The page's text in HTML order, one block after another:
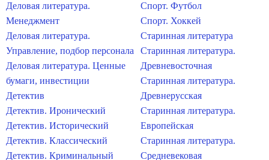
Деловая литература.
Менеджмент
Деловая литература.
Управление, подбор персонала
Деловая литература. Ценные
бумаги, инвестиции
Детектив
Детектив. Иронический
Детектив. Исторический
Детектив. Классический
Детектив. Криминальный
Спорт. Футбол
Спорт. Хоккей
Старинная литература
Старинная литература.
Древневосточная
Старинная литература.
Древнерусская
Старинная литература.
Европейская
Старинная литература.
Средневековая